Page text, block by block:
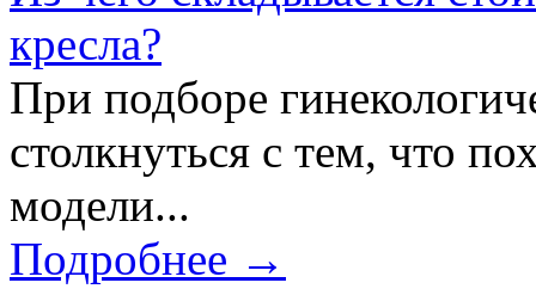
кресла?
При подборе
столкнуться с тем, что
модели...
Подробнее →